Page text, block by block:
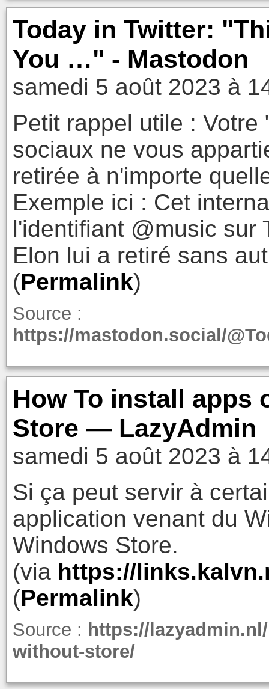
Today in Twitter:
You …" - Mastodon
samedi 5 août 2023 à
Petit rappel utile :
sociaux ne vous
retirée à n'importe
Exemple ici : Cet
l'identifiant @music sur
Elon lui a retiré sans
(Permalink)
Source :
https://mastodon.social/
How To install apps
Store — LazyAdmin
samedi 5 août 2023 à
Si ça peut servir à
application venant du
Windows Store.
(via https://
(Permalink)
Source : https://
without-store/